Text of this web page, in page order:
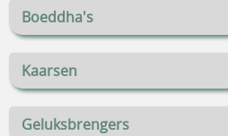
Boeddha's
Kaarsen
Geluksbrengers